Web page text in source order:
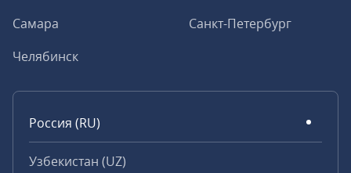
Самара
Санкт-Петербург
Челябинск
Россия (RU)
Узбекистан (UZ)